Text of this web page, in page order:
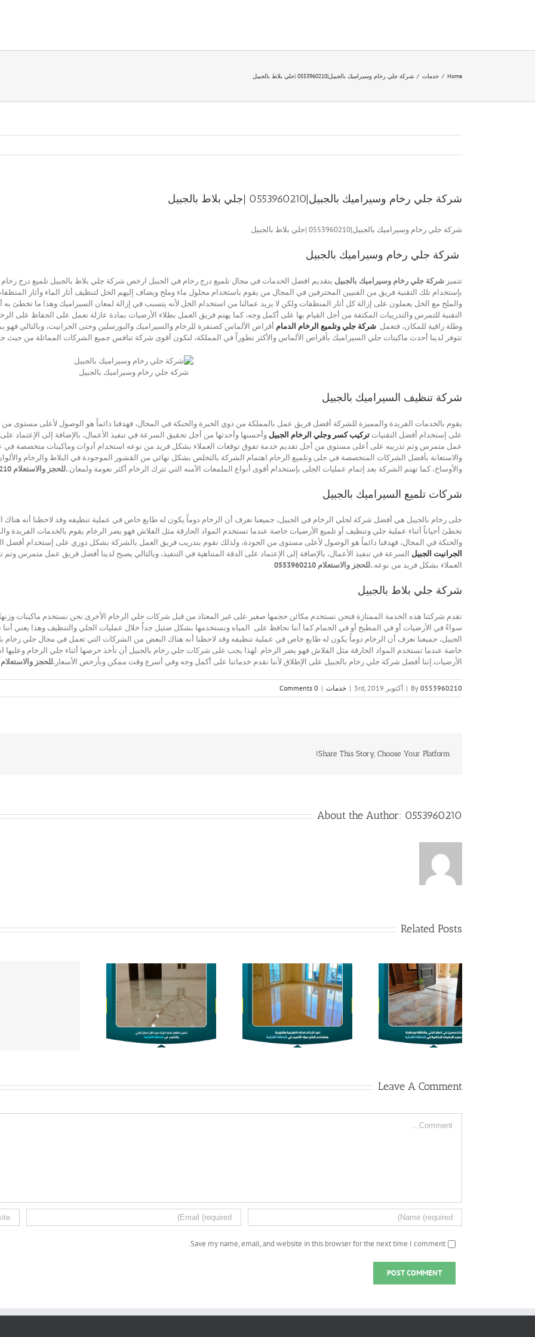
Home
/ خدمات / شركة جلي رخام وسيراميك بالجبيل|0553960210 |جلي بلاط بالجبيل
شركة جلي رخام وسيراميك بالجبيل|0553960210 |جلي بلاط بالجبيل
شركة جلي رخام وسيراميك بالجبيل|0553960210 |جلي بلاط بالجبيل
شركة جلي رخام وسيراميك بالجبيل
تتميز شركة جلي رخام وسيراميك بالجبيل بتقديم افضل الخدمات في مجال تلميع درج رخام في الجبيل ارخص شركة جلي بلاط بالجبيل تلميع درج رخام
بإستخدام تلك التقنية فريق من الفنيين المحترفين في المجال من يقوم باستخدام محلول ماء وملح ويضاف إليهم الخل لتنظيف أثار الماء وأثار
والملح مع الخل يعملون على إزالة كل أثار المنظفات ولكن لا يزيد عمالنا من استخدام الخل لأنه يتسبب في إزالة لمعان السيراميك وهذا ما تخطئ
التقنية للتمرس والتدريبات المكثفة من أجل القيام بها على أكمل وجه، كما يهتم فريق العمل بطلاء الأرضيات بمادة عازلة تعمل على الحفاظ على
وطلة راقية للمكان، فتعمل شركة جلي وتلميع الرخام الدمام أقراص الألماس كصنفرة للرخام والسيراميك والبورسلين وحتى الجرانيت، وبالتالي فهو
تتوفر لدينا أحدث ماكينات جلي السيراميك بأقراص الألماس والأكثر تطوراً في المملكة، لنكون أقوى شركة تنافس جميع الشركات المماثلة من حيث
شركة جلي رخام وسيراميك بالجبيل
شركة تنظيف السيراميك بالجبيل
يقوم بالخدمات الفريدة والمميزة للشركة أفضل فريق عمل بالمملكة من ذوي الخبرة والحنكة في المجال، فهدفنا دائماً هو الوصول لأعلى مستوى
على إستخدام أفضل التقنيات تركيب كسر وجلي الرخام الجبيل وأحسنها وأحدثها من أجل تحقيق السرعة في تنفيذ الأعمال، بالإضافة إلى الإعتماد على
عمل متمرس وتم تدريبه على أعلى مستوى من أجل تقديم خدمة تفوق توقعات العملاء بشكل فريد من نوعه استخدام أدوات وماكينات متخصصة في
والاستعانة بأفضل الشركات المتخصصة في جلى وتلميع الرخام.اهتمام الشركة بالتخلص بشكل نهائي من القشور الموجودة في البلاط والرخام والألوان
والأوساخ، كما تهتم الشركة بعد إتمام عمليات الجلى بإستخدام أقوى أنواع الملمعات الآمنه التي تترك الرخام أكثر نعومة ولمعان..للحجز والاستعلام 0553960210
شركات تلميع السيراميك بالجبيل
جلى رخام بالجبيل هي أفضل شركة لجلي الرخام في الجبيل، جميعنا نعرف أن الرخام دوماً يكون له طابع خاص في عملية تنظيفه وقد لاحظنا أنه
تخطئ أحياناً أثناء عملية جلي وتنظيف أو تلميع الأرضيات خاصة عندما تستخدم المواد الحارقة مثل الفلاش فهو يضر الرخام يقوم بالخدمات
والحنكة في المجال، فهدفنا دائماً هو الوصول لأعلى مستوى من الجودة، ولذلك نقوم بتدريب فريق العمل بالشركة بشكل دوري على إستخدام أفضل
الجرانيت الجبيل السرعة في تنفيذ الأعمال، بالإضافة إلى الإعتماد على الدقة المتناهية في التنفيذ، وبالتالي يصبح لدينا أفضل فريق عمل
العملاء بشكل فريد من نوعه..للحجز والاستعلام 0553960210
شركة جلي بلاط بالجبيل
تقدم شركتنا هذه الخدمة الممتازة فنحن نستخدم مكائن حجمها صغير على غير المعتاد من قبل شركات جلي الرخام الأخرى.نحن نستخدم ماكينات
سواءً في الأرضيات أو في المطبخ أو في الحمام.كما أننا نحافظ على المياه ونستخدمها بشكل ضئيل جداً خلال عمليات الجلي والتنظيف وهذا يعني
الجبيل، جميعنا نعرف أن الرخام دوماً يكون له طابع خاص في عملية تنظيفه وقد لاحظنا أنه هناك البعض من الشركات التي تعمل في مجال جلي رخام
خاصة عندما تستخدم المواد الحارقة مثل الفلاش فهو يضر الرخام .لهذا يجب على شركات جلي رخام بالجبيل أن تأخذ حرصها أثناء جلي الرخام وعليها
الأرضيات.إننا أفضل شركة جلي رخام بالجبيل على الإطلاق لأننا نقدم خدماتنا على أكمل وجه وفي أسرع وقت ممكن وبأرخص الأسعار .للحجز والاستعلام 0553960210
By 0553960210
| أكتوبر 3rd, 2019 | خدمات |
0 Comments
Share This Story, Choose Your Platform!
About the Author: 0553960210
Related Posts
الفرق بين الجرانيت
والرخام
انواع الرخام الطبيعي
Leave A Comment
Save my name, email, and website in this browser for the next time I comment.